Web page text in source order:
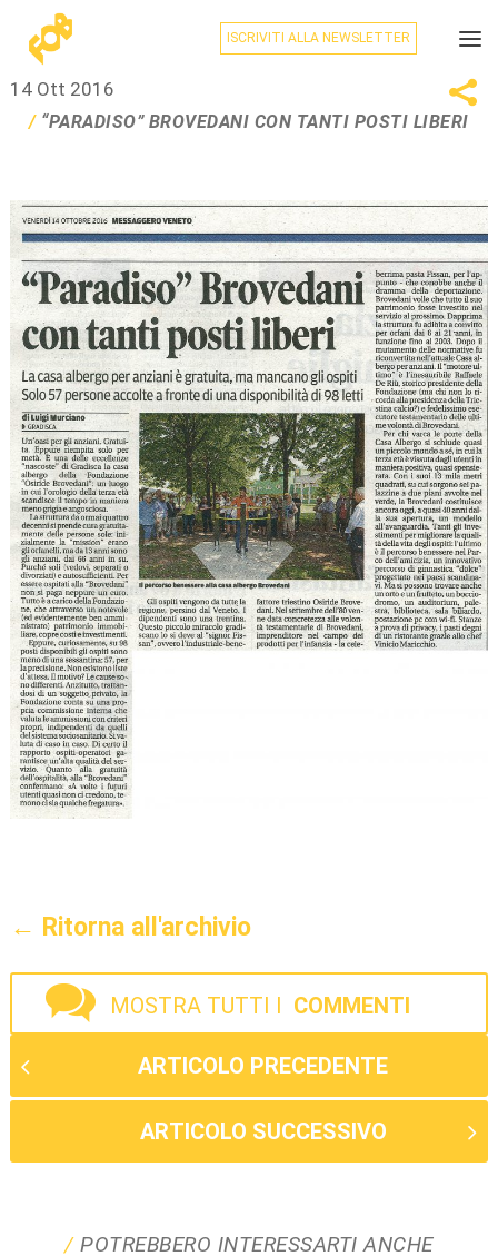
ISCRIVITI ALLA NEWSLETTER
“PARADISO” BROVEDANI CON TANTI POSTI LIBERI
14 Ott 2016
← Ritorna all'archivio
MOSTRA TUTTI I COMMENTI
ARTICOLO PRECEDENTE
ARTICOLO SUCCESSIVO
POTREBBERO INTERESSARTI ANCHE